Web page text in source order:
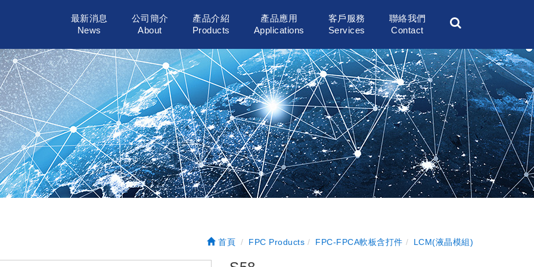
最新消息
News
公司簡介
About
產品介紹
Products
產品應用
Applications
客戶服務
Services
聯絡我們
Contact
首頁 FPC Products FPC-FPCA軟板含打件 LCM(液晶模組)